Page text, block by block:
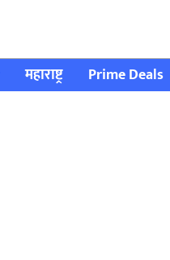
महाराष्ट्र Prime Deals